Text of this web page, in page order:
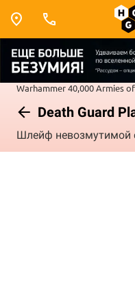
Warhammer 40,000Armies
Death Guard
Шлейф невозмутимой